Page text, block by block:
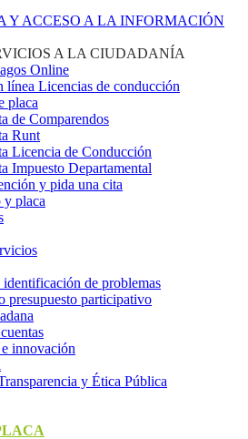
Y ACCESO A LA INFORMACIÓN
A LA CIUDADANÍA
Online
línea Licencias de conducción
placa
de Comparendos
Runt
Licencia de Conducción
Impuesto Departamental
y pida una cita
y placa
de problemas
presupuesto participativo​
innovación
y Ética Pública